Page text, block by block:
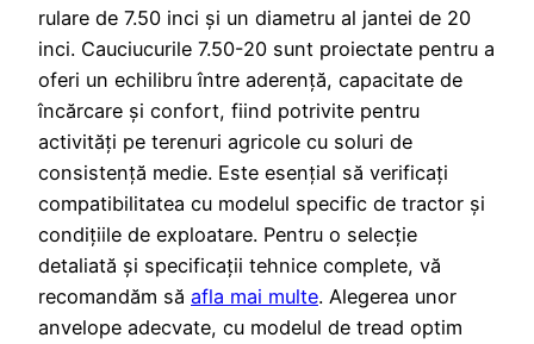
rulare de 7.50 inci și un diametru al jantei de 20
inci. Cauciucurile 7.50-20 sunt proiectate pentru a
oferi un echilibru între aderență, capacitate de
încărcare și confort, fiind potrivite pentru
activități pe terenuri agricole cu soluri de
consistență medie. Este esențial să verificați
compatibilitatea cu modelul specific de tractor și
condițiile de exploatare. Pentru o selecție
detaliată și specificații tehnice complete, vă
recomandăm să afla mai multe. Alegerea unor
anvelope adecvate, cu modelul de tread optim